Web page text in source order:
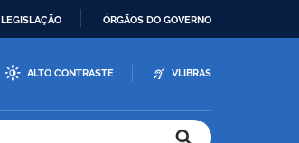
LEGISLAÇÃO ÓRGÃOS DO GOVERNO
ALTO CONTRASTE VLIBRAS